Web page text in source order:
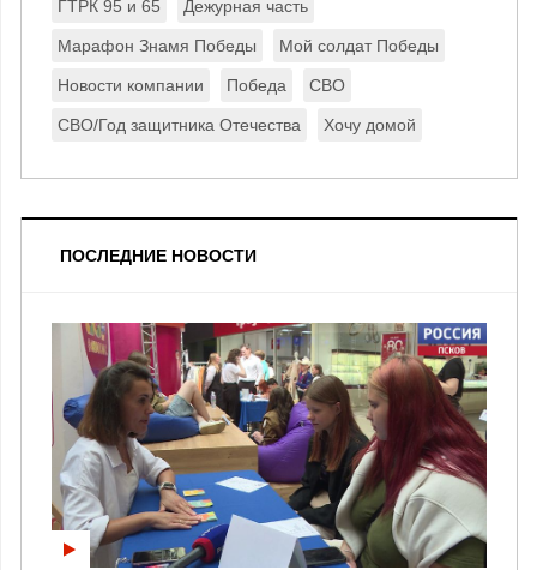
ГТРК 95 и 65 Дежурная часть
Марафон Знамя Победы Мой солдат Победы
Новости компании Победа СВО
СВО/Год защитника Отечества Хочу домой
ПОСЛЕДНИЕ НОВОСТИ